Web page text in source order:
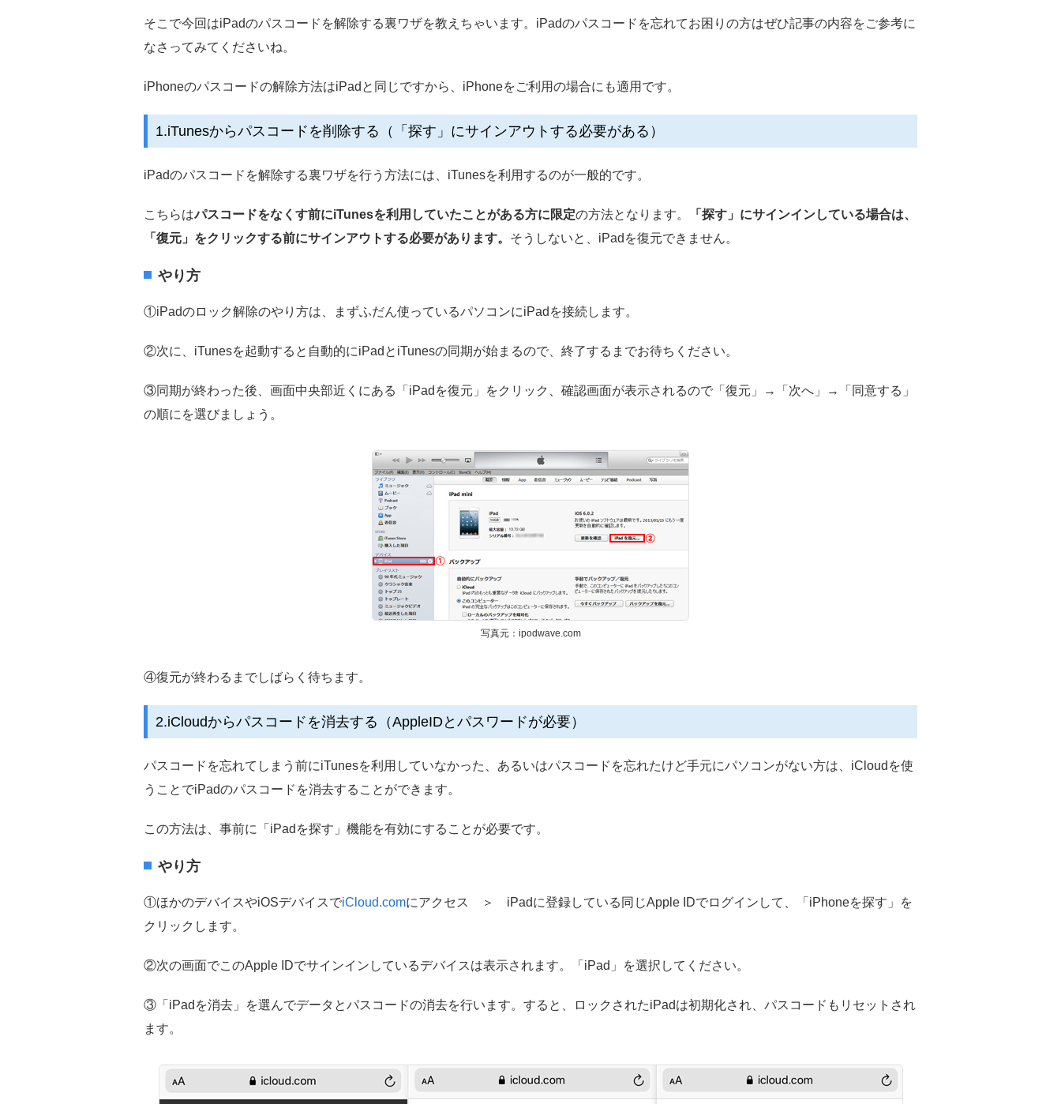
そこで今回はiPadのパスコードを解除する裏ワザを教えちゃいます。iPadのパスコードを忘れてお困りの方はぜひ記事の内容をご参考に
なさってみてくださいね。
iPhoneのパスコードの解除方法はiPadと同じですから、iPhoneをご利用の場合にも適用です。
1.iTunesからパスコードを削除する（「探す」にサインアウトする必要がある）
iPadのパスコードを解除する裏ワザを行う方法には、iTunesを利用するのが一般的です。
こちらはパスコードをなくす前にiTunesを利用していたことがある方に限定の方法となります。
「探す」にサインインしている場合は、
「復元」をクリックする前にサインアウトする必要があります。 そうしないと、iPadを復元できません。
やり方
①iPadのロック解除のやり方は、まずふだん使っているパソコンにiPadを接続します。
②次に、iTunesを起動すると自動的にiPadとiTunesの同期が始まるので、終了するまでお待ちください。
③同期が終わった後、画面中央部近くにある「iPadを復元」をクリック、確認画面が表示されるので「復元」→「次へ」→「同意する」
の順にを選びましょう。
写真元：ipodwave.com
④復元が終わるまでしばらく待ちます。
2.iCloudからパスコードを消去する（AppleIDとパスワードが必要）
パスコードを忘れてしまう前にiTunesを利用していなかった、あるいはパスコードを忘れたけど手元にパソコンがない方は、iCloudを使
うことでiPadのパスコードを消去することができます。
この方法は、事前に「iPadを探す」機能を有効にすることが必要です。
やり方
①ほかのデバイスやiOSデバイスでiCloud.comにアクセス ＞ iPadに登録している同じApple IDでログインして、「iPhoneを探す」を
クリックします。
②次の画面でこのApple IDでサインインしているデバイスは表示されます。「iPad」を選択してください。
③「iPadを消去」を選んでデータとパスコードの消去を行います。すると、ロックされたiPadは初期化され、パスコードもリセットされ
ます。